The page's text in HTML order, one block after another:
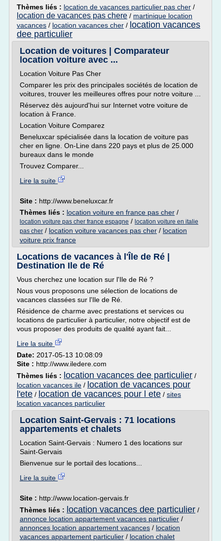
Thèmes liés : location de vacances particulier pas cher /
location de vacances pas chere / martinique location
vacances / location vacances cher / location vacances
dee particulier
Location de voitures | Comparateur
location voiture avec ...
Location Voiture Pas Cher
Comparer les prix des principales sociétés de location de
voitures, trouver les meilleures offres pour notre voiture ...
Réservez dès aujourd'hui sur Internet votre voiture de
location à France.
Location Voiture Comparez
Beneluxcar spécialisée dans la location de voiture pas
cher en ligne. On-Line dans 220 pays et plus de 25.000
bureaux dans le monde
Trouvez Comparer...
Lire la suite
Site : http://www.beneluxcar.fr
Thèmes liés : location voiture en france pas cher /
location voiture pas cher france espagne / location voiture en italie
pas cher / location voiture vacances pas cher / location
voiture prix france
Locations de vacances à l'Île de Ré |
Destination Ile de Ré
Vous cherchez une location sur l'Ile de Ré ?
Nous vous proposons une sélection de locations de
vacances classées sur l'Ile de Ré.
Résidence de charme avec prestations et services ou
locations de particulier à particulier, notre objectif est de
vous proposer des produits de qualité ayant fait...
Lire la suite
Date: 2017-05-13 10:08:09
Site : http://www.iledere.com
Thèmes liés : location vacances dee particulier /
location vacances ile / location de vacances pour
l'ete / location de vacances pour l ete / sites
location vacances particulier
Location Saint-Gervais : 71 locations
appartements et chalets
Location Saint-Gervais : Numero 1 des locations sur
Saint-Gervais
Bienvenue sur le portail des locations...
Lire la suite
Site : http://www.location-gervais.fr
Thèmes liés : location vacances dee particulier /
annonce location appartement vacances particulier /
annonces location appartement vacances / location
vacances appartement particulier / location chalet